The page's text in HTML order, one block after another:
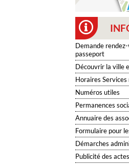
Demande
passeport
Découvrir la ville
Horaires Services
Numéros utiles
Permanences
Annuaire des
Formulaire pour
Démarches
Publicité des